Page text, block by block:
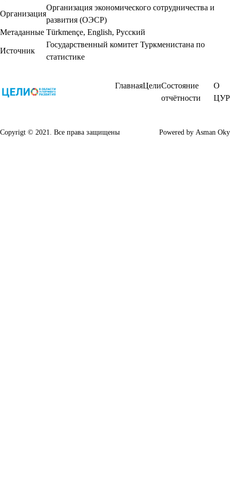
Организация
Организация экономического сотрудничества и
развития (ОЭСР)
Метаданные Türkmençe, English, Русский
Источник
Государственный комитет Туркменистана по
статистике
ГлавнаяЦелиСостояние
отчётности
О
ЦУР
Copyrigt © 2021. Все права защищены Powered by Asman Oky